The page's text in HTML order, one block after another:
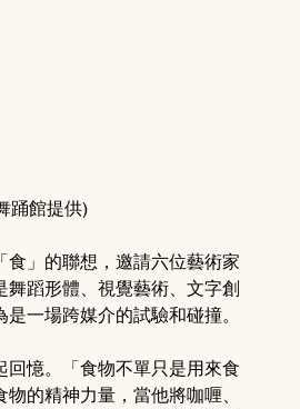
踊館提供)
」的聯想，邀請六位藝術家
蹈形體、視覺藝術、文字創
一場跨媒介的試驗和碰撞。
憶。「食物不單只是用來食
的精神力量，當他將咖喱、